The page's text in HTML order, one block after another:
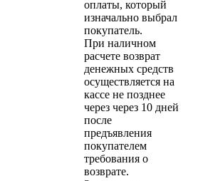
оплаты, который
изначально выбрал
покупатель.
При наличном
расчете возврат
денежных средств
осуществляется на
кассе не позднее
через через 10 дней
после
предъявления
покупателем
требования о
возврате.